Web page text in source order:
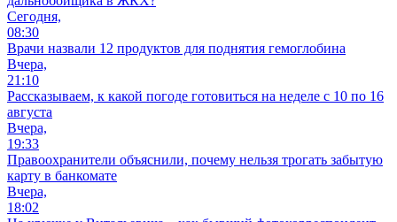
Сегодня,
08:30
Врачи назвали 12 продуктов для поднятия гемоглобина
Вчера,
21:10
Рассказываем, к какой погоде готовиться на неделе с 10 по 16
августа
Вчера,
19:33
Правоохранители объяснили, почему нельзя трогать забытую
карту в банкомате
Вчера,
18:02